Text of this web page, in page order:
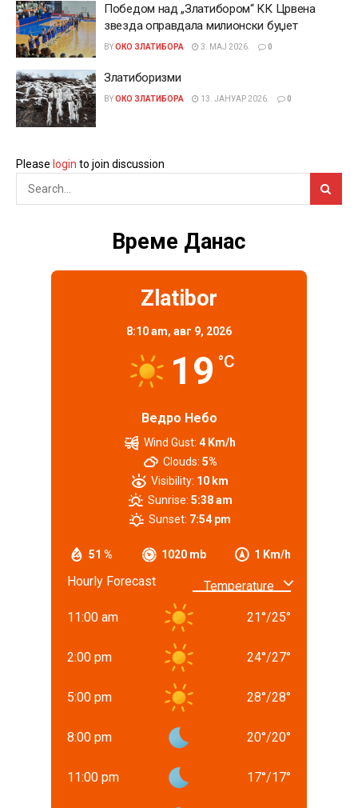
Победом над „Златибором“ КК Црвена
звезда оправдала милионски буџет
BYОКО ЗЛАТИБОРА 3. МАЈ 2026. 0
Златиборизми
BYОКО ЗЛАТИБОРА 13. ЈАНУАР 2026. 0
Please login to join discussion
Време Данас
Zlatibor
8:10 am, авг 9, 2026
19 °C
Ведро Небо
51 % 1020 mb 1 Km/h
Wind Gust: 4 Km/h
Clouds: 5%
Visibility: 10 km
Sunrise: 5:38 am
Sunset: 7:54 pm
Hourly Forecast
11:00 am 21°/25°
2:00 pm 24°/27°
5:00 pm 28°/28°
8:00 pm 20°/20°
11:00 pm 17°/17°